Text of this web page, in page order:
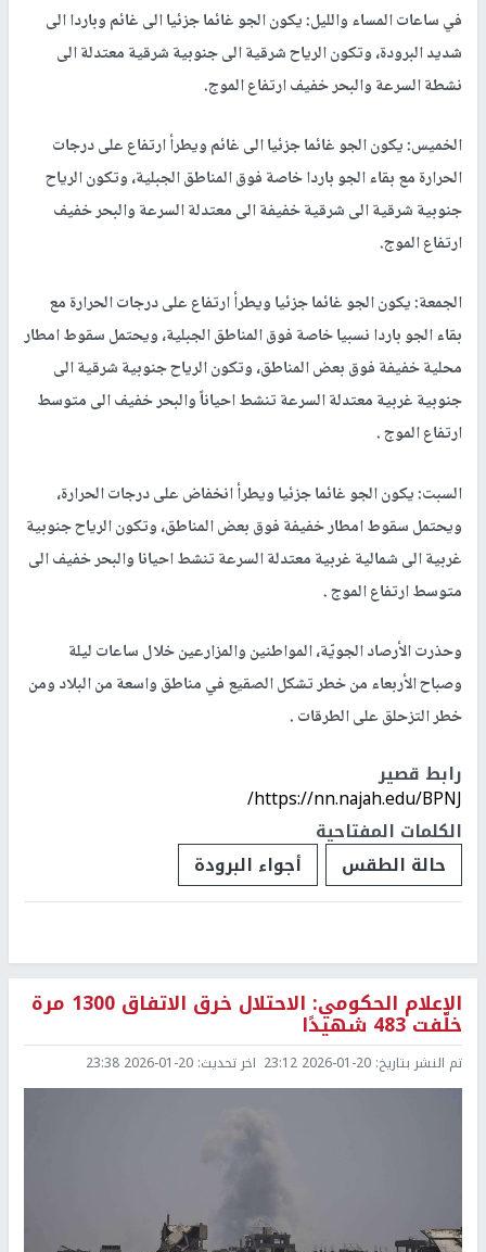
في ساعات المساء والليل: يكون الجو غائما جزئيا الى غائم وباردا الى
شديد البرودة، وتكون الرياح شرقية الى جنوبية شرقية معتدلة الى
نشطة السرعة والبحر خفيف ارتفاع الموج.
الخميس: يكون الجو غائما جزئيا الى غائم ويطرأ ارتفاع على درجات
الحرارة مع بقاء الجو باردا خاصة فوق المناطق الجبلية، وتكون الرياح
جنوبية شرقية الى شرقية خفيفة الى معتدلة السرعة والبحر خفيف
ارتفاع الموج.
الجمعة: يكون الجو غائما جزئيا ويطرأ ارتفاع على درجات الحرارة مع
بقاء الجو باردا نسبيا خاصة فوق المناطق الجبلية، ويحتمل سقوط امطار
محلية خفيفة فوق بعض المناطق، وتكون الرياح جنوبية شرقية الى
جنوبية غربية معتدلة السرعة تنشط احياناً والبحر خفيف الى متوسط
ارتفاع الموج .
السبت: يكون الجو غائما جزئيا ويطرأ انخفاض على درجات الحرارة،
ويحتمل سقوط امطار خفيفة فوق بعض المناطق، وتكون الرياح جنوبية
غربية الى شمالية غربية معتدلة السرعة تنشط احيانا والبحر خفيف الى
متوسط ارتفاع الموج .
وحذرت الأرصاد الجويّة، المواطنين والمزارعين خلال ساعات ليلة
وصباح الأربعاء من خطر تشكل الصقيع في مناطق واسعة من البلاد ومن
خطر التزحلق على الطرقات .
رابط قصير
https://nn.najah.edu/BPNJ/
الكلمات المفتاحية
حالة الطقس
أجواء البرودة
الإعلام الحكومي: الاحتلال خرق الاتفاق 1300 مرة
خلّفت 483 شهيدًا
تم النشر بتاريخ: 2026-01-20 23:12 اخر تحديث: 2026-01-20 23:38